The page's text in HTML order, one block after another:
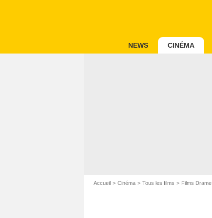
NEWS CINÉMA
Accueil Cinéma Tous les films Films Drame